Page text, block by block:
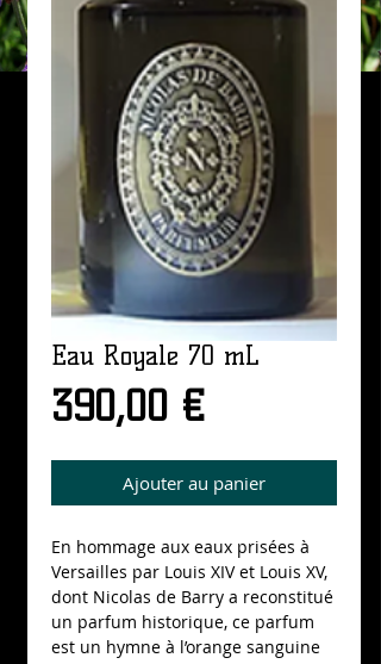
Eau Royale 70 mL
390,00 €Prix
Ajouter au panier
En hommage aux eaux prisées à
Versailles par Louis XIV et Louis XV,
dont Nicolas de Barry a reconstitué
un parfum historique, ce parfum
est un hymne à l’orange sanguine